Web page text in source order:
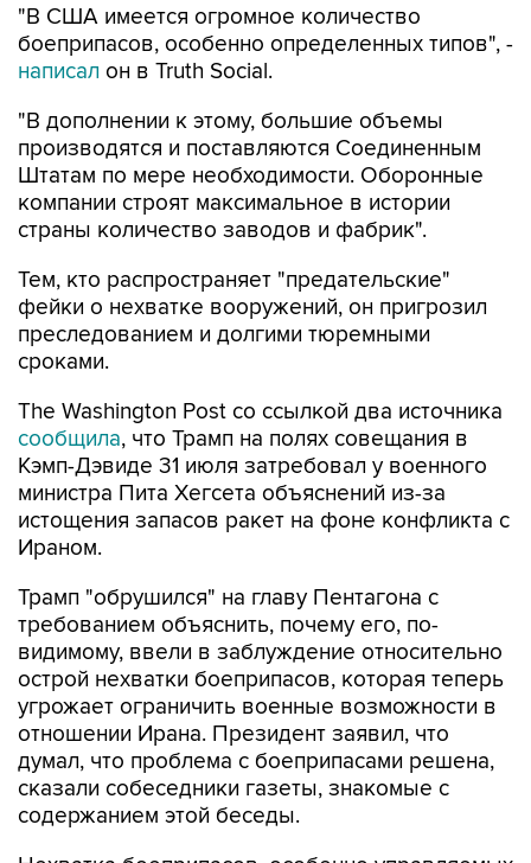
"В США имеется огромное количество
боеприпасов, особенно определенных типов", -
написал он в Truth Social.
"В дополнении к этому, большие объемы
производятся и поставляются Соединенным
Штатам по мере необходимости. Оборонные
компании строят максимальное в истории
страны количество заводов и фабрик".
Тем, кто распространяет "предательские"
фейки о нехватке вооружений, он пригрозил
преследованием и долгими тюремными
сроками.
The Washington Post со ссылкой два источника
сообщила, что Трамп на полях совещания в
Кэмп-Дэвиде 31 июля затребовал у военного
министра Пита Хегсета объяснений из-за
истощения запасов ракет на фоне конфликта с
Ираном.
Трамп "обрушился" на главу Пентагона с
требованием объяснить, почему его, по-
видимому, ввели в заблуждение относительно
острой нехватки боеприпасов, которая теперь
угрожает ограничить военные возможности в
отношении Ирана. Президент заявил, что
думал, что проблема с боеприпасами решена,
сказали собеседники газеты, знакомые с
содержанием этой беседы.